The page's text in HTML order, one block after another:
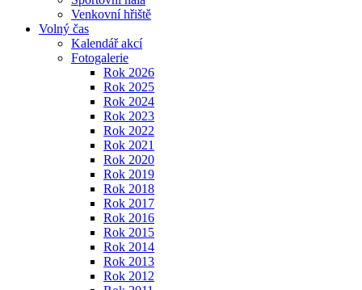
Venkovní hřiště
Volný čas
Kalendář akcí
Fotogalerie
Rok 2026
Rok 2025
Rok 2024
Rok 2023
Rok 2022
Rok 2021
Rok 2020
Rok 2019
Rok 2018
Rok 2017
Rok 2016
Rok 2015
Rok 2014
Rok 2013
Rok 2012